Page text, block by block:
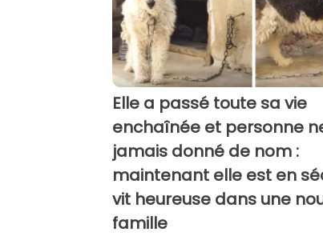
Elle a passé toute sa vie
enchaînée et personne
jamais donné de nom :
maintenant elle est en
vit heureuse dans une
famille